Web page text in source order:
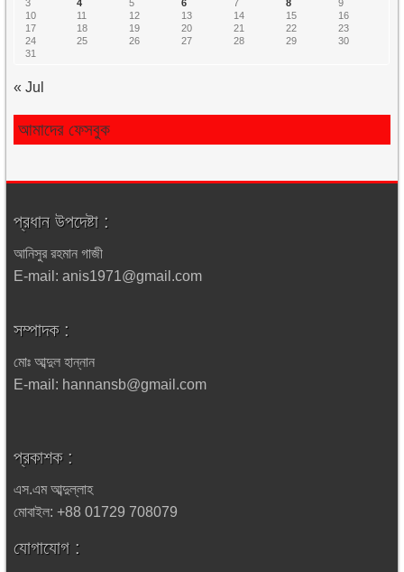
3
4 5 6 7 8
9
10
11 12 13 14 15
16
17
18 19 20 21 22
23
24
25 26 27 28 29
30
31
« Jul
আমাদের ফেসবুক
প্রধান উপদেষ্টা :
আনিসুর রহমান গাজী
E-mail: anis1971@gmail.com
সম্পাদক :
মোঃ আব্দুল হান্নান
E-mail: hannansb@gmail.com
প্রকাশক :
এস.এম আব্দুল্লাহ
মোবাইল: +88 01729 708079
যোগাযোগ :